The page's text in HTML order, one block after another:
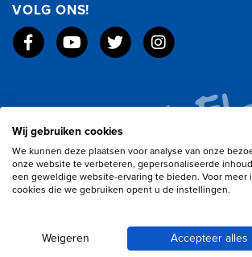
VOLG ONS!
Wij gebruiken cookies
We kunnen deze plaatsen voor analyse van onze
onze website te verbeteren, gepersonaliseerde
een geweldige website-ervaring te bieden. Voor meer
cookies die we gebruiken opent u de instellingen.
Weigeren Accepteer alles